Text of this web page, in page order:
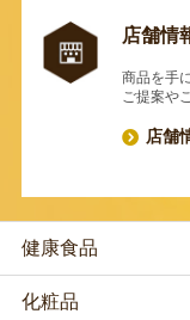
店舗情
商品を手
ご提案や
店舗
健康食品
化粧品